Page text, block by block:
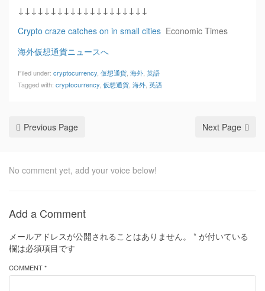
↓↓↓↓↓↓↓↓↓↓↓↓↓↓↓↓↓↓↓↓
Crypto craze catches on in small cities Economic Times
海外仮想通貨ニュースへ
Filed under: cryptocurrency 仮想通貨 海外 英語
Tagged with: cryptocurrency 仮想通貨 海外 英語
Previous Page Next Page
No comment yet, add your voice below!
Add a Comment
メールアドレスが公開されることはありません。 * が付いている
欄は必須項目です
COMMENT *